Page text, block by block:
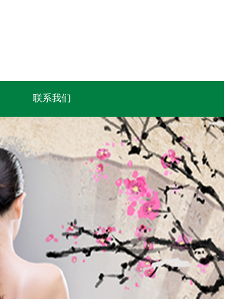
联系我们